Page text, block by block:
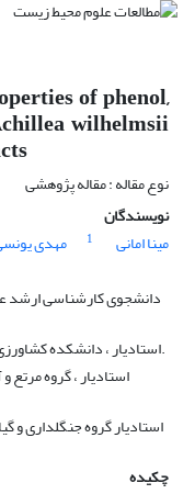
of phenol,
wilhelmsii
نوع مقاله : مقاله پژوهشی
نویسندگان
مینا امانی
1 مهدی
استادیار ، دانشکده کشاورزی و منابع طبیعی اهر ، دانشگاه تبریز ، اهر ، ایران.
چکیده